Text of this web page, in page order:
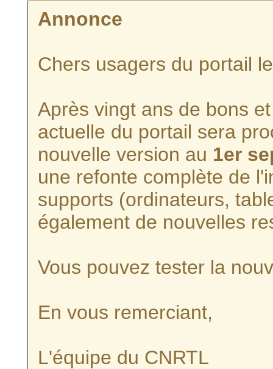
Annonce
Chers usagers du portail
Après vingt ans de bons
actuelle du portail sera
nouvelle version au 1er
une refonte complète de
supports (ordinateurs,
également de nouvelles
Vous pouvez tester la
En vous remerciant,
L'équipe du CNRTL